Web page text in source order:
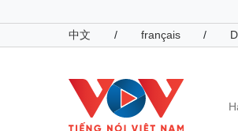
中文
/ français /